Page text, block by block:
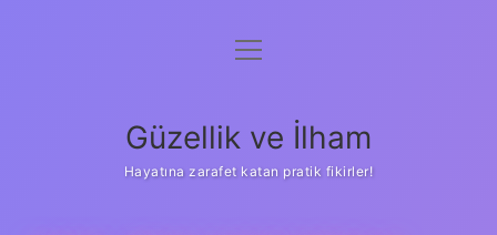
Anasayfa
Yasal Uyarı
menüyü
Güzellik ve İlham
Hayatına zarafet katan pratik fikirler!